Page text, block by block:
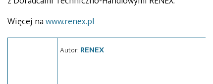
Więcej nawww.renex.pl
Autor: RENEX